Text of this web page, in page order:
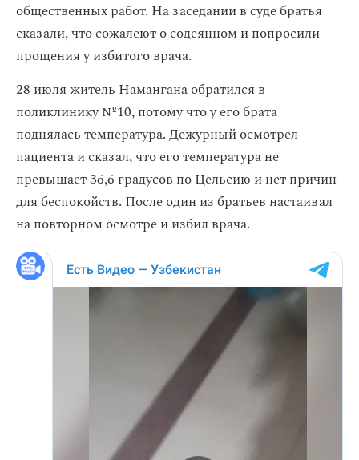
общественных работ. На заседании в суде братья
сказали, что сожалеют о содеянном и попросили
прощения у избитого врача.
28 июля житель Намангана обратился в
поликлинику №10, потому что у его брата
поднялась температура. Дежурный осмотрел
пациента и сказал, что его температура не
превышает 36,6 градусов по Цельсию и нет причин
для беспокойств. После один из братьев настаивал
на повторном осмотре и избил врача.